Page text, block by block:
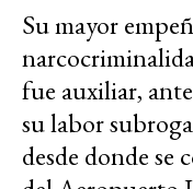
Su mayor
fue auxiliar,
su labor
desde donde se